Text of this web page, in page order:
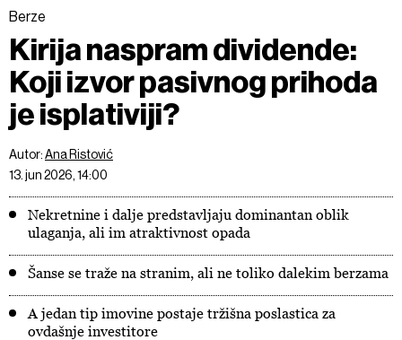
Berze
Kirija naspram dividende:
Koji izvor pasivnog prihoda
je isplativiji?
Autor:Ana Ristović
13. jun 2026, 14:00
Nekretnine i dalje predstavljaju dominantan oblik
ulaganja, ali im atraktivnost opada
Šanse se traže na stranim, ali ne toliko dalekim berzama
A jedan tip imovine postaje tržišna poslastica za
ovdašnje investitore